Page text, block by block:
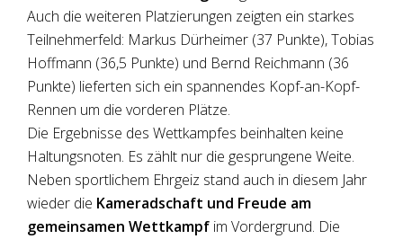
Auch die weiteren Platzierungen zeigten ein starkes
Teilnehmerfeld: Markus Dürheimer (37 Punkte), Tobias
Hoffmann (36,5 Punkte) und Bernd Reichmann (36
Punkte) lieferten sich ein spannendes Kopf-an-Kopf-
Rennen um die vorderen Plätze.
Die Ergebnisse des Wettkampfes beinhalten keine
Haltungsnoten. Es zählt nur die gesprungene Weite.
Neben sportlichem Ehrgeiz stand auch in diesem Jahr
wieder die Kameradschaft und Freude am
gemeinsamen Wettkampf im Vordergrund. Die